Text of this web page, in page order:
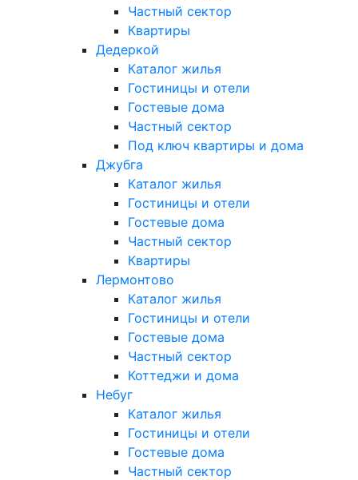
Частный сектор
Квартиры
Дедеркой
Каталог жилья
Гостиницы и отели
Гостевые дома
Частный сектор
Под ключ квартиры и дома
Джубга
Каталог жилья
Гостиницы и отели
Гостевые дома
Частный сектор
Квартиры
Лермонтово
Каталог жилья
Гостиницы и отели
Гостевые дома
Частный сектор
Коттеджи и дома
Небуг
Каталог жилья
Гостиницы и отели
Гостевые дома
Частный сектор